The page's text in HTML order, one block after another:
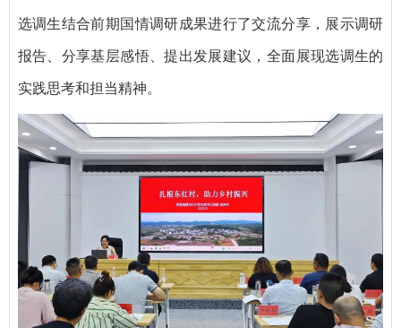
选调生结合前期国情调研成果进行了交流分享，展示调研
报告、分享基层感悟、提出发展建议，全面展现选调生的
实践思考和担当精神。